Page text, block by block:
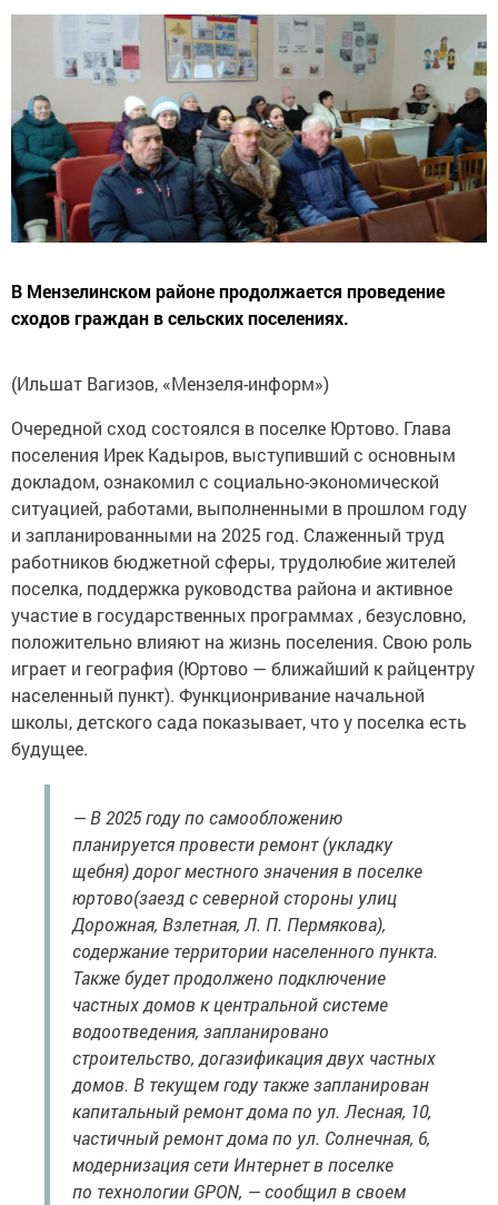
В Мензелинском районе продолжается проведение
сходов граждан в сельских поселениях.
(Ильшат Вагизов, «Мензеля-информ»)
Очередной сход состоялся в поселке Юртово. Глава
поселения Ирек Кадыров, выступивший с основным
докладом, ознакомил с социально-экономической
ситуацией, работами, выполненными в прошлом году
и запланированными на 2025 год. Слаженный труд
работников бюджетной сферы, трудолюбие жителей
поселка, поддержка руководства района и активное
участие в государственных программах , безусловно,
положительно влияют на жизнь поселения. Свою роль
играет и география (Юртово — ближайший к райцентру
населенный пункт). Функционривание начальной
школы, детского сада показывает, что у поселка есть
будущее.
— В 2025 году по самообложению
планируется провести ремонт (укладку
щебня) дорог местного значения в поселке
юртово(заезд с северной стороны улиц
Дорожная, Взлетная, Л. П. Пермякова),
содержание территории населенного пункта.
Также будет продолжено подключение
частных домов к центральной системе
водоотведения, запланировано
строительство, догазификация двух частных
домов. В текущем году также запланирован
капитальный ремонт дома по ул. Лесная, 10,
частичный ремонт дома по ул. Солнечная, 6,
модернизация сети Интернет в поселке
по технологии GPON, — сообщил в своем